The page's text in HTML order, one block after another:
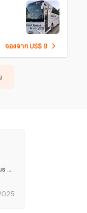
จองจาก US$ 9